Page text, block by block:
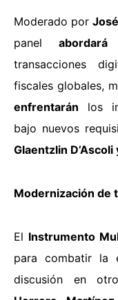
Moderado por
panel abordará
transacciones
fiscales globales,
enfrentarán los
bajo nuevos
Glaentzlin
Modernización de
El Instrumento
para combatir la
discusión en